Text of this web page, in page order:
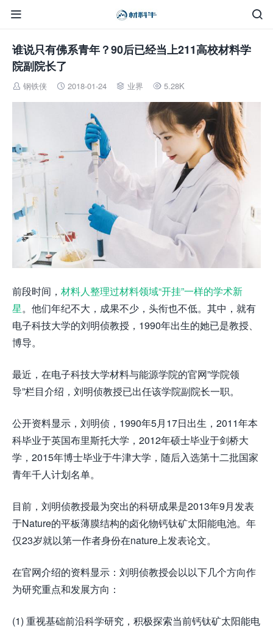


谁说只有佛系青年？90后已经当上211高校材料学
院副院长了
 钢铁侠  2018-01-24  业界  5.28K
前段时间， 材料人整理过材料领域“开挂”一样的学术新
星。他们年纪不大，成果不少，头衔也不低。其中，就有
电子科技大学的刘明侦教授，1990年出生的她已是教授、
博导。
最近，在电子科技大学材料与能源学院的官网”学院领
导”栏目介绍，刘明侦教授已出任该学院副院长一职。
公开资料显示，刘明侦，1990年5月17日出生，2011年本
科毕业于英国布里斯托大学，2012年硕士毕业于剑桥大
学，2015年博士毕业于牛津大学，随后入选第十二批国家
青年千人计划名单。
目前，刘明侦教授最为突出的科研成果是2013年9月发表
于Nature的平板薄膜结构的卤化物钙钛矿太阳能电池。年
仅23岁就以第一作者身份在nature上发表论文。
在官网介绍的资料显示：刘明侦教授会以以下几个方向作
为研究重点和发展方向：
(1) 重视基础前沿科学研究，积极探索当前钙钛矿太阳能电